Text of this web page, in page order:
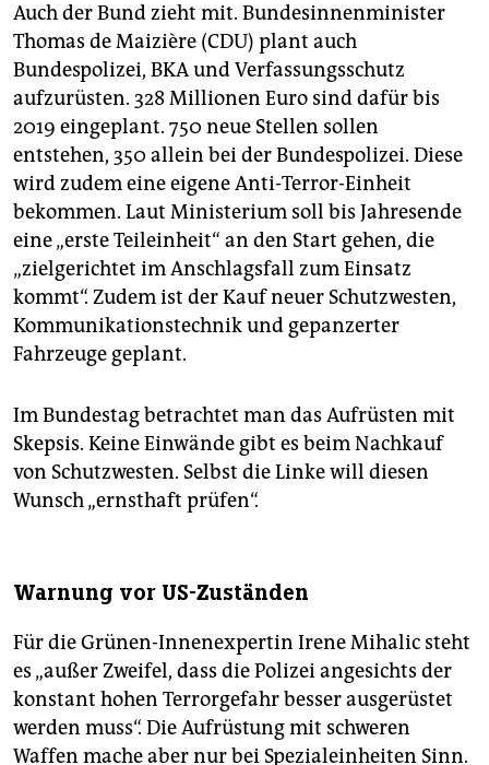
Auch der Bund zieht mit. Bundesinnenminister
Thomas de Maizière (CDU) plant auch
Bundespolizei, BKA und Verfassungsschutz
aufzurüsten. 328 Millionen Euro sind dafür bis
2019 eingeplant. 750 neue Stellen sollen
entstehen, 350 allein bei der Bundespolizei. Diese
wird zudem eine eigene Anti-Terror-Einheit
bekommen. Laut Ministerium soll bis Jahresende
eine „erste Teileinheit“ an den Start gehen, die
„zielgerichtet im Anschlagsfall zum Einsatz
kommt“. Zudem ist der Kauf neuer Schutzwesten,
Kommunikationstechnik und gepanzerter
Fahrzeuge geplant.
Im Bundestag betrachtet man das Aufrüsten mit
Skepsis. Keine Einwände gibt es beim Nachkauf
von Schutzwesten. Selbst die Linke will diesen
Wunsch „ernsthaft prüfen“.
Warnung vor US-Zuständen
Für die Grünen-Innenexpertin Irene Mihalic steht
es „außer Zweifel, dass die Polizei angesichts der
konstant hohen Terrorgefahr besser ausgerüstet
werden muss“. Die Aufrüstung mit schweren
Waffen mache aber nur bei Spezialeinheiten Sinn.